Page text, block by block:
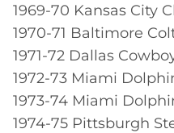
1969-70 Kansas City
1970-71 Baltimore
1971-72 Dallas
1972-73 Miami
1973-74 Miami
1974-75 Pittsburgh